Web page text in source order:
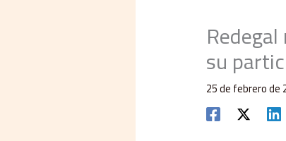
su
25 de febrero de